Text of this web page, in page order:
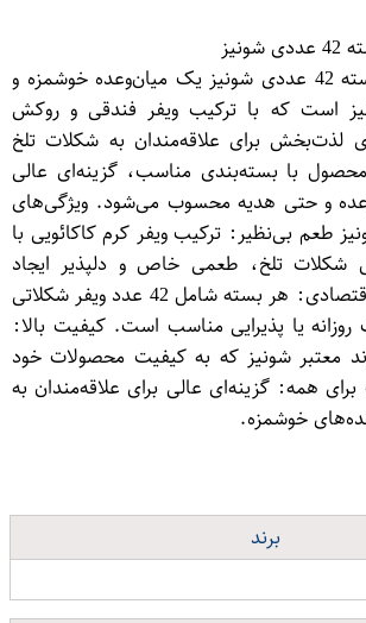
مینی بایکیت تلخ بسته 42 عددی شونیز یک میان‌وعده خوشمزه و
است که با ترکیب ویفر فندقی و روکش
لذت‌بخش برای علاقه‌مندان به شکلات تلخ
با بسته‌بندی مناسب، گزینه‌ای عالی
و حتی هدیه محسوب می‌شود. ویژگی‌های
طعم بی‌نظیر: ترکیب ویفر کرم کاکائویی با
تلخ، طعمی خاص و دلپذیر ایجاد
می‌کند. بسته‌بندی اقتصادی: هر بسته شامل 42 عدد ویفر شکلاتی
یا پذیرایی مناسب است. کیفیت بالا:
معتبر شونیز که به کیفیت محصولات خود
همه: گزینه‌ای عالی برای علاقه‌مندان به
خوشمزه.
برند